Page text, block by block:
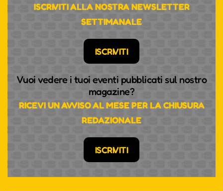
ISCRIVITI ALLA NOSTRA NEWSLETTER
SETTIMANALE
ISCRIVITI
Vuoi vedere i tuoi eventi pubblicati sul nostro
magazine?
RICEVI UN AVVISO AL MESE PER LA CHIUSURA
REDAZIONALE
ISCRIVITI